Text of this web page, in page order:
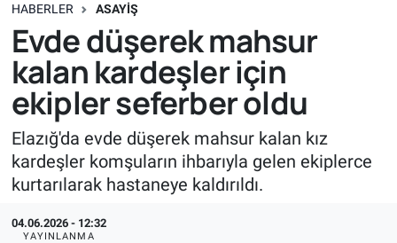
HABERLER ASAYIŞ
Evde düşerek mahsur
kalan kardeşler için
ekipler seferber oldu
Elazığ'da evde düşerek mahsur kalan kız
kardeşler komşuların ihbarıyla gelen ekiplerce
kurtarılarak hastaneye kaldırıldı.
04.06.2026 - 12:32
YAYINLANMA
Süper Lig Puan Durumu ve Fikstür
Tüm Manşetler
Son Dakika Haberleri
Haber Arşivi